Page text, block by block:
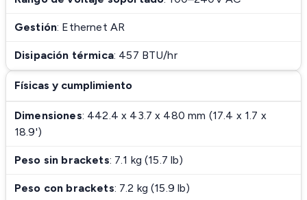
Gestión: Ethernet AR
Disipación térmica: 457 BTU/hr
Físicas y cumplimiento
Dimensiones: 442.4 x 43.7 x 480 mm (17.4 x 1.7 x
18.9')
Peso sin brackets: 7.1 kg (15.7 lb)
Peso con brackets: 7.2 kg (15.9 lb)